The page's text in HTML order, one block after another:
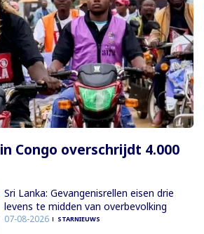
Congo overschrijdt 4.000
Sri Lanka: Gevangenisrellen eisen drie
levens te midden van overbevolking
07-08-2026 STARNIEUWS